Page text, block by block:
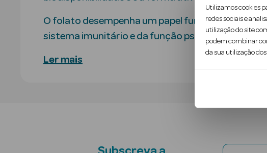
Utilizamos cookies
redes sociais e
utilização do site
podem combinar
da sua utilização
O folato desempenha um papel fundamental na
sistema imunitário e da função psicológica. É t…
Ler mais